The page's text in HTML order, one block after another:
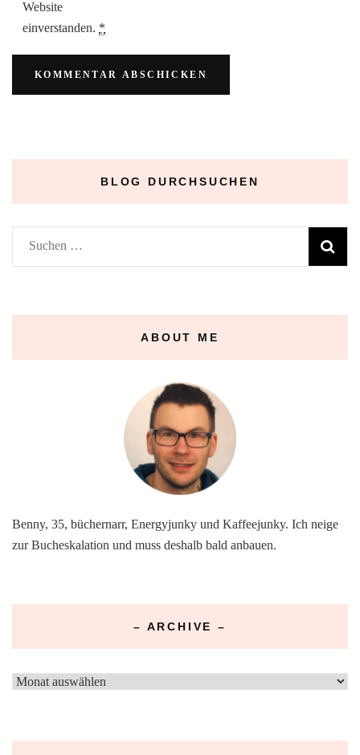
Website
einverstanden. *
BLOG DURCHSUCHEN
Suchen
nach:
ABOUT ME
Benny, 35, büchernarr, Energyjunky und Kaffeejunky. Ich neige
zur Bucheskalation und muss deshalb bald anbauen.
– ARCHIVE –
–